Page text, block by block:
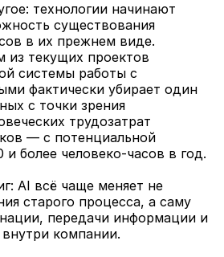
технологии начинают
существования
в их прежнем виде.
текущих проектов
системы работы с
фактически убирает один
с точки зрения
трудозатрат
— с потенциальной
и более человеко-часов в год.
AI всё чаще меняет не
старого процесса, а саму
передачи информации и
компании.